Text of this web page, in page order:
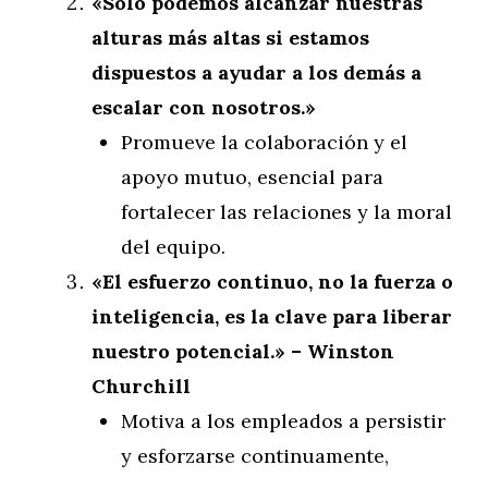
alturas más altas si estamos
dispuestos a ayudar a los demás a
escalar con nosotros.»
Promueve la colaboración y el
apoyo mutuo, esencial para
fortalecer las relaciones y la moral
del equipo.
«El esfuerzo continuo, no la fuerza o
inteligencia, es la clave para liberar
nuestro potencial.» – Winston
Churchill
Motiva a los empleados a persistir
y esforzarse continuamente,